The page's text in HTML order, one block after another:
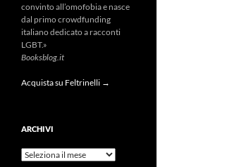
convinto all’omofobia e nasce
dal primo crowdfunding
italiano dedicato a racconti
LGBT.»
Booksblog.it
Acquista su Feltrinelli →
ARCHIVI
Archivi